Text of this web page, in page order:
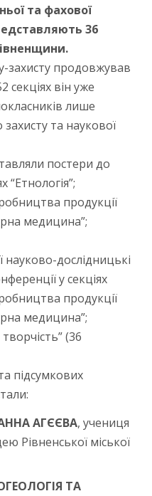
та фахової
36
захисту продовжував
секціях він уже
лише
та наукової
постери до
“Етнологія”;
продукції
медицина”;
дослідницькі
у секціях
продукції
медицина”;
(36
підсумкових
АГЄЄВА, учениця
Рівненської міської
ТА